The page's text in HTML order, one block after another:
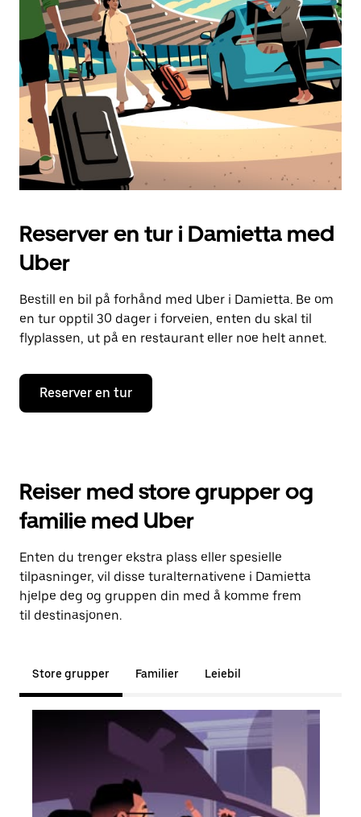
knappen
å
lukke
kalenderen.
Reserver en tur i Damietta med
Uber
Bestill en bil på forhånd med Uber i Damietta. Be om
en tur opptil 30 dager i forveien, enten du skal til
flyplassen, ut på en restaurant eller noe helt annet.
Reserver en tur
Reiser med store grupper og
familie med Uber
Enten du trenger ekstra plass eller spesielle
tilpasninger, vil disse turalternativene i Damietta
hjelpe deg og gruppen din med å komme frem
til destinasjonen.
Store grupper Familier Leiebil